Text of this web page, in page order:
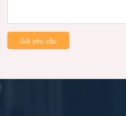
Gửi yêu cầu